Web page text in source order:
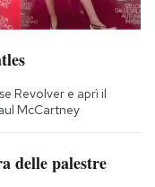
Revolver e aprì il
McCartney
delle palestre